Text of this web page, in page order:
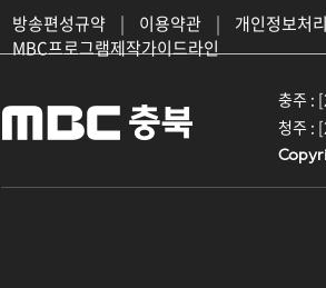
방송편성규약 | 이용약관 | 개인정보처
MBC프로그램제작가이드라인
충주 :
청주 :